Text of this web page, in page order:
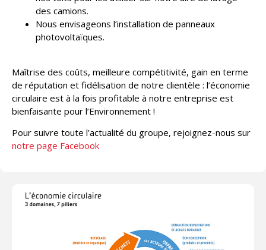
des camions.
Nous envisageons l’installation de panneaux
photovoltaïques.
Maîtrise des coûts, meilleure compétitivité, gain en terme
de réputation et fidélisation de notre clientèle : l’économie
circulaire est à la fois profitable à notre entreprise est
bienfaisante pour l’Environnement !
Pour suivre toute l’actualité du groupe, rejoignez-nous sur
notre page Facebook